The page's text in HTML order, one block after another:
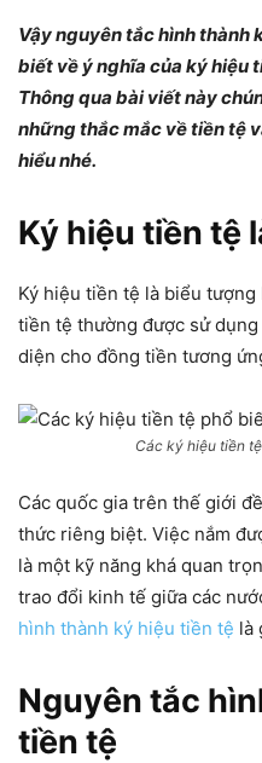
Vậy nguyên tắc hình thành
biết về ý nghĩa của ký hiệu
Thông qua bài viết này
những thắc mắc về tiền tệ
hiểu nhé.
Ký hiệu tiền tệ
Ký hiệu tiền tệ là biểu
tiền tệ thường được sử
diện cho đồng tiền tương
Các ký hiệu tiền
Các quốc gia trên thế giới
thức riêng biệt. Việc nắm
là một kỹ năng khá quan
trao đổi kinh tế giữa các
hình thành ký hiệu tiền tệ là
Nguyên tắc
tiền tệ